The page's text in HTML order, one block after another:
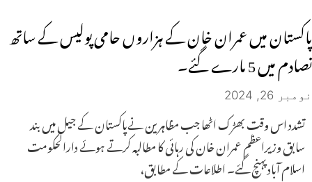
پاکستان میں عمران خان کے ہزاروں حامی پولیس کے ساتھ
تصادم میں 5 مارے گئے۔
نومبر 26, 2024
تشدد اس وقت بھڑک اٹھا جب مظاہرین نےپاکستان کے جیل میں بند
سابق وزیراعظم عمران خان کی رہائی کا مطالبہ کرتے ہوئے دارالحکومت
اسلام آباد پہنچ گئے۔ اطلاعات کے مطابق،